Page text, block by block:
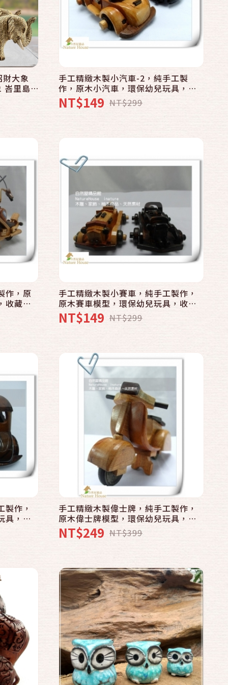
大象
峇里島
手工精緻木製小汽車-2，純手工製
作，原木小汽車，環保幼兒玩具，收
藏裝飾，創意藝品精品，居家擺飾辦
公室小物，生日禮物禮品
NT$149 NT$299
作，原
收藏裝
快速結帳
加入購物車
手工精緻木製小賽車，純手工製作，
原木賽車模型，環保幼兒玩具，收藏
裝飾，創意藝品精品，居家擺飾辦公
室小物，生日禮物禮品
NT$149 NT$299
製作，
具，收
快速結帳
加入購物車
手工精緻木製偉士牌，純手工製作，
原木偉士牌模型，環保幼兒玩具，收
藏裝飾，創意藝品精品，居家擺飾辦
公室小物，生日禮物禮品
NT$249 NT$399
快速結帳
加入購物車